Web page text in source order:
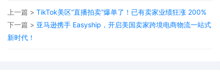
体详情。
此次Shopee发布的中通快递轨迹查询新规，是跨境电商领域的一个
重要动态。POD电商平台对接过程中，卖家需要及时适应这些变
上一篇 > TikTok美区“直播拍卖”爆单了！已有卖家业绩狂涨 200%
下一篇 > 亚马逊携手 Easyship，开启美国卖家跨境电商物流一站式
新时代！